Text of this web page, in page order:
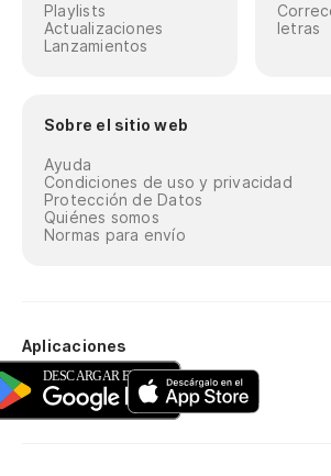
Playlists
Actualizaciones
Lanzamientos
letras
Sobre el sitio web
Ayuda
Condiciones de uso y privacidad
Protección de Datos
Quiénes somos
Normas para envío
Aplicaciones